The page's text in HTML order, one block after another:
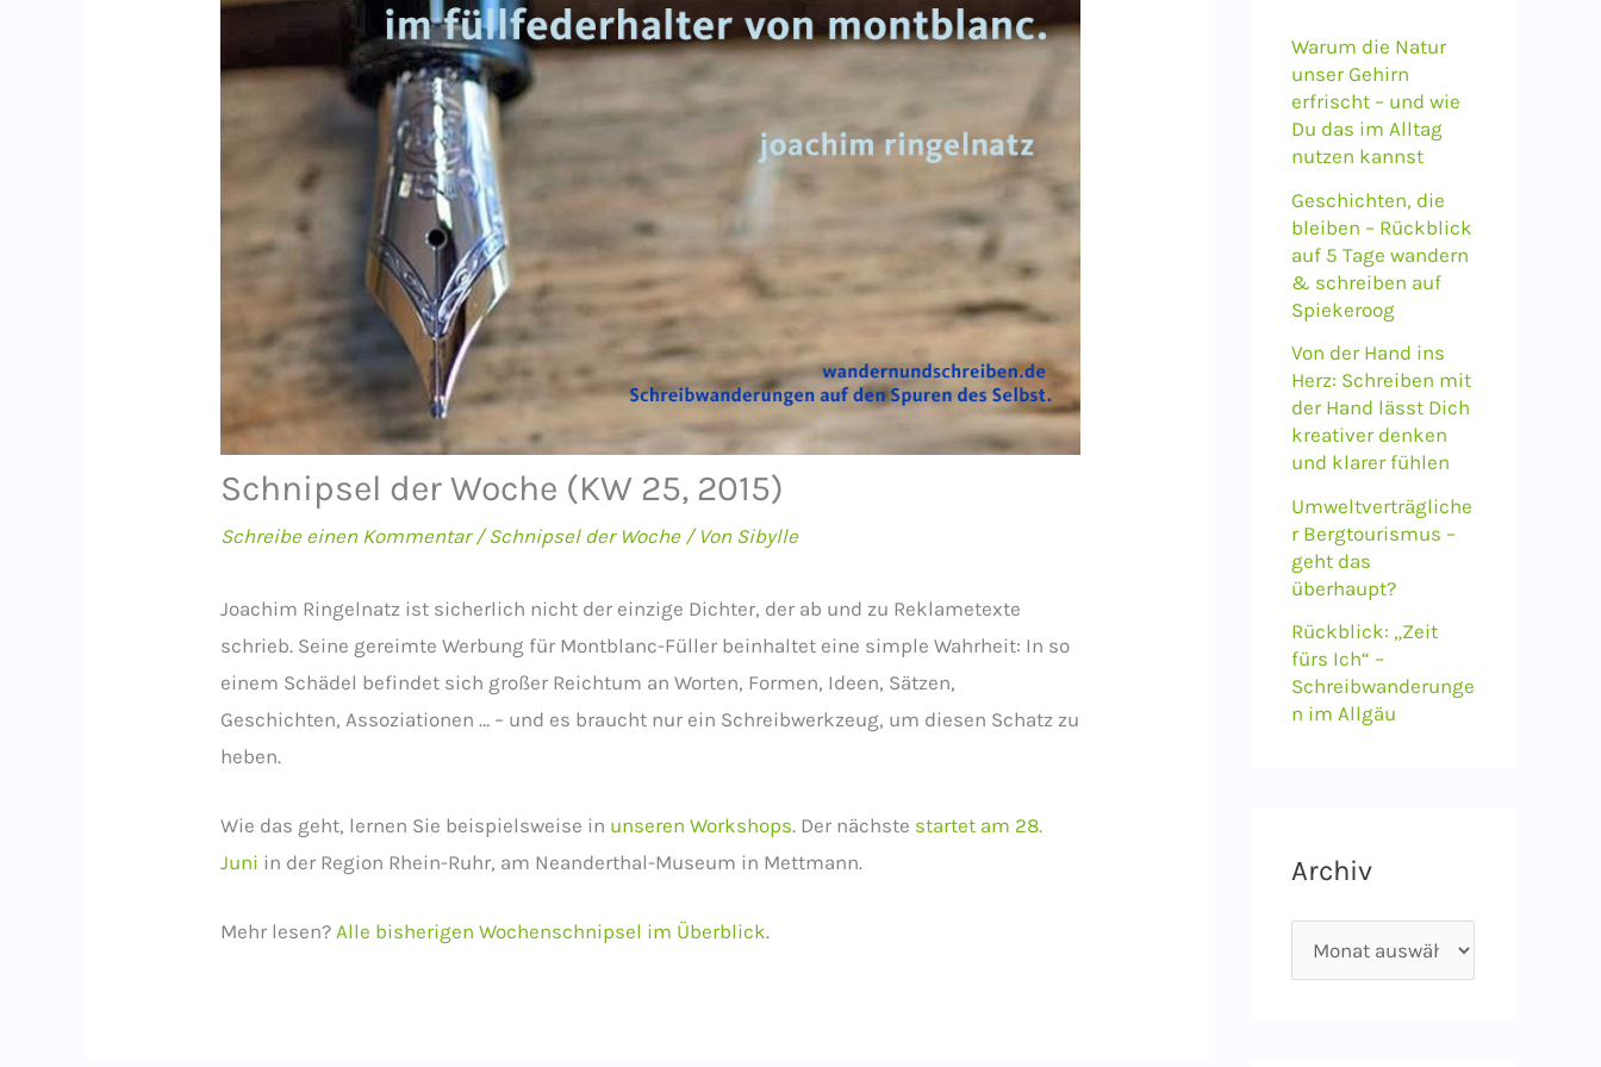
Schnipsel der Woche (KW 25, 2015)
Schreibe einen Kommentar /Schnipsel der Woche / Von Sibylle
Joachim Ringelnatz ist sicherlich nicht der einzige Dichter, der ab und zu Reklametexte
schrieb. Seine gereimte Werbung für Montblanc-Füller beinhaltet eine simple Wahrheit: In so
einem Schädel befindet sich großer Reichtum an Worten, Formen, Ideen, Sätzen,
Geschichten, Assoziationen … – und es braucht nur ein Schreibwerkzeug, um diesen Schatz zu
heben.
Wie das geht, lernen Sie beispielsweise in unseren Workshops. Der nächste startet am 28.
Juni in der Region Rhein-Ruhr, am Neanderthal-Museum in Mettmann.
Mehr lesen?Alle bisherigen Wochenschnipsel im Überblick.
a
c
h
:
Warum die Natur
unser Gehirn
erfrischt – und wie
Du das im Alltag
nutzen kannst
Geschichten, die
bleiben – Rückblick
auf 5 Tage wandern
& schreiben auf
Spiekeroog
Von der Hand ins
Herz: Schreiben mit
der Hand lässt Dich
kreativer denken
und klarer fühlen
Umweltverträgliche
r Bergtourismus –
geht das
überhaupt?
Rückblick: „Zeit
fürs Ich“ –
Schreibwanderunge
n im Allgäu
Archiv
r